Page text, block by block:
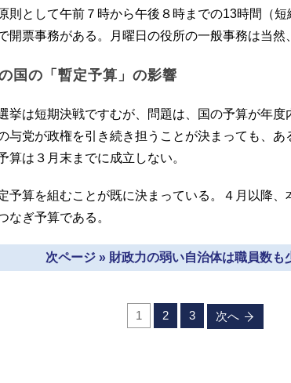
則として午前７時から午後８時までの13時間（
開票事務がある。月曜日の役所の一般事務は当然
国の「暫定予算」の影響
挙は短期決戦ですむが、問題は、国の予算が年度
与党が政権を引き続き担うことが決まっても、あ
算は３月末までに成立しない。
予算を組むことが既に決まっている。４月以降、
なぎ予算である。
次ページ » 財政力の弱い自治体は職員数も
1 2 3 次へ